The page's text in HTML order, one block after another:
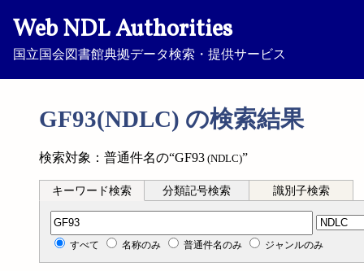
Web NDL Authorities
国立国会図書館典拠データ検索・提供サービス
GF93(NDLC) の検索結果
検索対象：普通件名の“GF93 (NDLC)”
キーワード検索 分類記号検索 識別子検索
分類記号検索
すべて 名称のみ 普通件名のみ ジャンルのみ